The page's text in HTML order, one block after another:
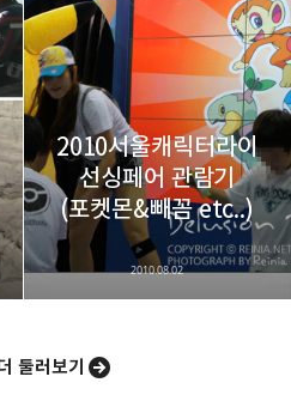
2010서울캐릭터라이
선싱페어 관람기
(포켓몬&빼꼼 etc..)
2010.08.02
둘러보기